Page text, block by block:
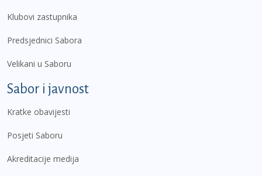
Klubovi zastupnika
Predsjednici Sabora
Velikani u Saboru
Sabor i javnost
Kratke obavijesti
Posjeti Saboru
Akreditacije medija